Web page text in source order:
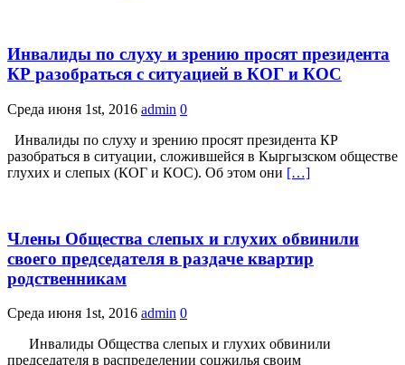
Инвалиды по слуху и зрению просят президента
КР разобраться с ситуацией в КОГ и КОС
Среда июня 1st, 2016 admin 0
Инвалиды по слуху и зрению просят президента КР
разобраться в ситуации, сложившейся в Кыргызском обществе
глухих и слепых (КОГ и КОС). Об этом они […]
Члены Общества слепых и глухих обвинили
своего председателя в раздаче квартир
родственникам
Среда июня 1st, 2016 admin 0
Инвалиды Общества слепых и глухих обвинили
председателя в распределении соцжилья своим